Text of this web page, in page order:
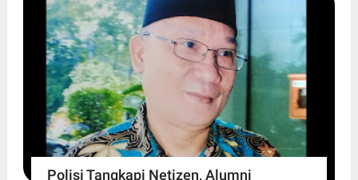
Polisi Tangkapi Netizen, Alumni